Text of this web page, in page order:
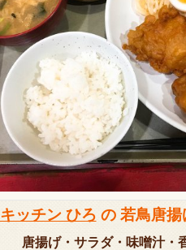
キッチン ひろ の 若鳥唐
唐揚げ・サラダ・味噌汁・